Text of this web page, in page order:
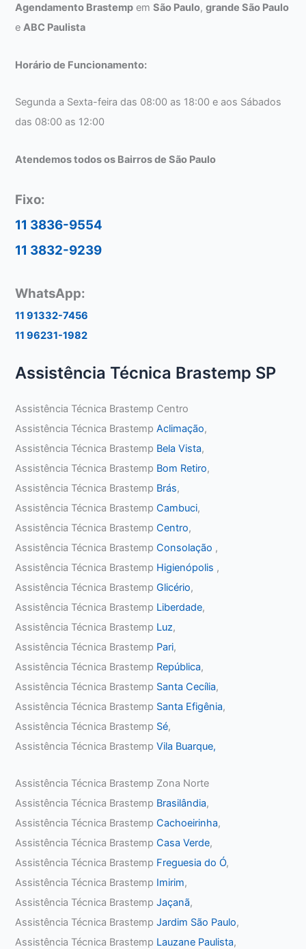
Agendamento Brastemp emSão Paulo,grande São Paulo
eABC Paulista
Horário de Funcionamento:
Segunda a Sexta-feira das 08:00 as 18:00 e aos Sábados
das 08:00 as 12:00
Atendemos todos os Bairros de São Paulo
Fixo:
11 3836-9554
11 3832-9239
WhatsApp:
11 91332-7456
11 96231-1982
Assistência Técnica Brastemp SP
Assistência Técnica Brastemp Centro
Assistência Técnica BrastempAclimação,
Assistência Técnica Brastemp Bela Vista,
Assistência Técnica Brastemp Bom Retiro,
Assistência Técnica Brastemp Brás,
Assistência Técnica BrastempCambuci,
Assistência Técnica BrastempCentro,
Assistência Técnica BrastempConsolação ,
Assistência Técnica Brastemp Higienópolis ,
Assistência Técnica BrastempGlicério,
Assistência Técnica Brastemp Liberdade,
Assistência Técnica Brastemp Luz,
Assistência Técnica Brastemp Pari,
Assistência Técnica Brastemp República,
Assistência Técnica Brastemp Santa Cecília,
Assistência Técnica Brastemp Santa Efigênia,
Assistência Técnica Brastemp Sé,
Assistência Técnica BrastempVila Buarque,
Assistência Técnica Brastemp Zona Norte
Assistência Técnica Brastemp Brasilândia,
Assistência Técnica BrastempCachoeirinha,
Assistência Técnica BrastempCasa Verde,
Assistência Técnica Brastemp Freguesia do Ó,
Assistência Técnica Brastemp Imirim,
Assistência Técnica BrastempJaçanã,
Assistência Técnica BrastempJardim São Paulo,
Assistência Técnica Brastemp Lauzane Paulista,